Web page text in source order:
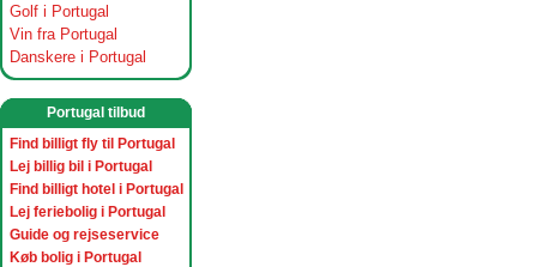
Golf i Portugal
Vin fra Portugal
Danskere i Portugal
Portugal tilbud
Find billigt fly til Portugal
Lej billig bil i Portugal
Find billigt hotel i Portugal
Lej feriebolig i Portugal
Guide og rejseservice
Køb bolig i Portugal